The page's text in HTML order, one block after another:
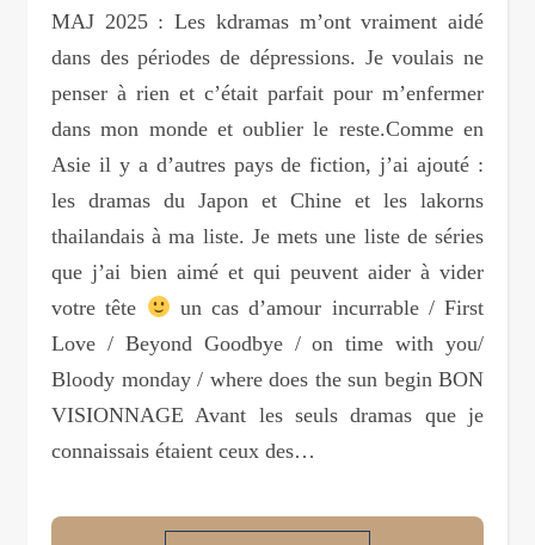
MAJ 2025 : Les kdramas m’ont vraiment aidé
dans des périodes de dépressions. Je voulais ne
penser à rien et c’était parfait pour m’enfermer
dans mon monde et oublier le reste.Comme en
Asie il y a d’autres pays de fiction, j’ai ajouté :
les dramas du Japon et Chine et les lakorns
thailandais à ma liste. Je mets une liste de séries
que j’ai bien aimé et qui peuvent aider à vider
votre tête
un cas d’amour incurrable / First
Love / Beyond Goodbye / on time with you/
Bloody monday / where does the sun begin BON
VISIONNAGE Avant les seuls dramas que je
connaissais étaient ceux des…